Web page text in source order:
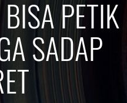
PETIK
SADAP